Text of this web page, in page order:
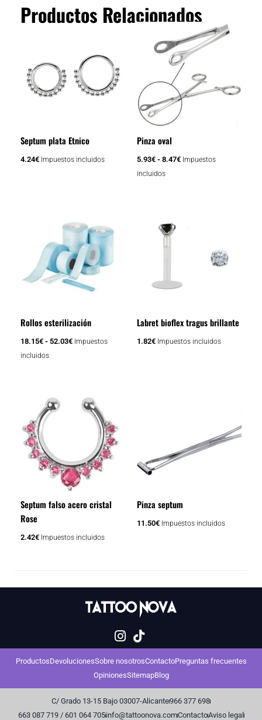
Productos Relacionados
Septum plata Etnico
4.24€ Impuestos incluidos
Pinza oval
5.93€ - 8.47€
de
precios:
desde
5.93€
hasta
8.47€
Impuestos
incluidos
producto
tiene
múltiples
variantes.
Las
opciones
se
pueden
elegir
producto
Rollos esterilización
18.15€ - 52.03€
precios:
desde
18.15€
hasta
52.03€
Impuestos
incluidos
producto
múltiples
variantes.
Las
pueden
elegir
producto
Labret bioflex tragus brillante
1.82€ Impuestos incluidos
Septum falso acero cristal
Rose
2.42€ Impuestos incluidos
Pinza septum
11.50€ Impuestos incluidos
ProductosDevolucionesSobre nosotrosContactoPreguntas frecuentes
OpinionesSitemapBlog
C/ Grado 13-15 Bajo 03007-Alicante966 377 698
663 087 719 / 601 064 705info@tattoonova.comContactoAviso legal